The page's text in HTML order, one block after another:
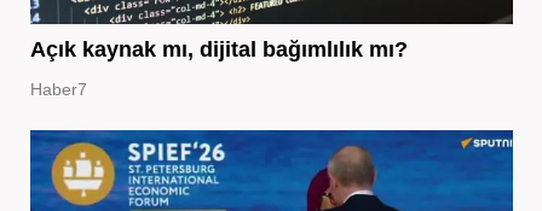
Açık kaynak mı, dijital bağımlılık mı?
Haber7